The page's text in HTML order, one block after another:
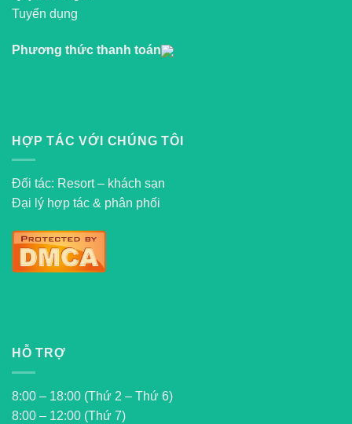
Tuyển dụng
Phương thức thanh toán
HỢP TÁC VỚI CHÚNG TÔI
Đối tác: Resort – khách sạn
Đại lý hợp tác & phân phối
HỖ TRỢ
8:00 – 18:00 (Thứ 2 – Thứ 6)
8:00 – 12:00 (Thứ 7)